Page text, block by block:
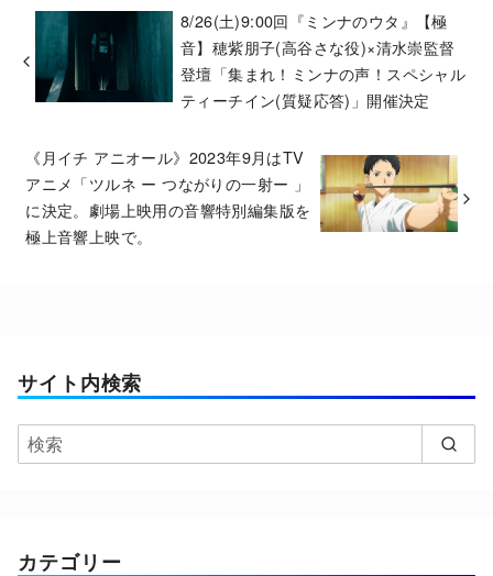
8/26(土)9:00回『ミンナのウタ』【極
音】穂紫朋子(高谷さな役)×清水崇監督
登壇「集まれ！ミンナの声！スペシャル
ティーチイン(質疑応答)」開催決定
《月イチ アニオール》2023年9月はTV
アニメ「ツルネ ー つながりの一射ー 」
に決定。劇場上映用の音響特別編集版を
極上音響上映で。
サイト内検索
カテゴリー